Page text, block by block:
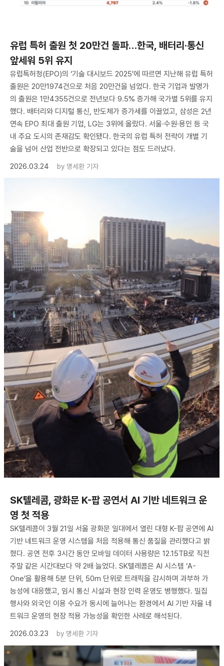
유럽 특허 출원 첫 20만건 돌파…한국, 배터리·통신
앞세워 5위 유지
유럽특허청(EPO)의 ‘기술 대시보드 2025’에 따르면 지난해 유럽 특허
출원은 20만1974건으로 처음 20만건을 넘었다. 한국 기업과 발명가
의 출원은 1만4355건으로 전년보다 9.5% 증가해 국가별 5위를 유지
했다. 배터리와 디지털 통신, 반도체가 증가세를 이끌었고, 삼성은 2년
연속 EPO 최대 출원 기업, LG는 3위에 올랐다. 서울·수원·용인 등 국
내 주요 도시의 존재감도 확인됐다. 한국의 유럽 특허 전략이 개별 기
술을 넘어 산업 전반으로 확장되고 있다는 점도 드러났다.
2026.03.24
by 명세환 기자
SK텔레콤, 광화문 K-팝 공연서 AI 기반 네트워크 운
영 첫 적용
SK텔레콤이 3월 21일 서울 광화문 일대에서 열린 대형 K-팝 공연에 AI
기반 네트워크 운영 시스템을 처음 적용해 통신 품질을 관리했다고 밝
혔다. 공연 전후 3시간 동안 모바일 데이터 사용량은 12.15TB로 직전
주말 같은 시간대보다 약 2배 늘었다. SK텔레콤은 AI 시스템 ‘A-
One’을 활용해 5분 단위, 50m 단위로 트래픽을 감시하며 과부하 가
능성에 대응했고, 임시 통신 시설과 현장 인력 운영도 병행했다. 밀집
행사와 외국인 이용 수요가 동시에 늘어나는 환경에서 AI 기반 자율 네
트워크 운영의 현장 적용 가능성을 확인한 사례로 해석된다.
2026.03.23
by 명세환 기자